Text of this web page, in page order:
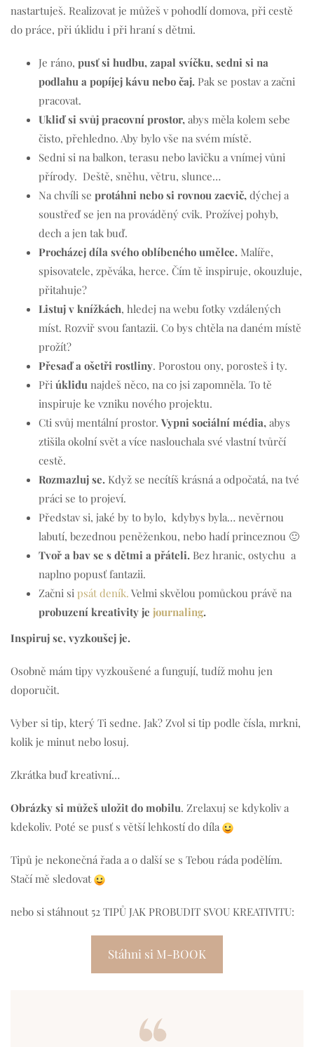
nastartuješ. Realizovat je můžeš v pohodlí domova, při cestě
do práce, při úklidu i při hraní s dětmi.
Je ráno, pusť si hudbu, zapal svíčku, sedni si na
podlahu a popíjej kávu nebo čaj. Pak se postav a začni
pracovat.
Ukliď si svůj pracovní prostor, abys měla kolem sebe
čisto, přehledno. Aby bylo vše na svém místě.
Sedni si na balkon, terasu nebo lavičku a vnímej vůni
přírody. Deště, sněhu, větru, slunce…
Na chvíli se protáhni nebo si rovnou zacvič, dýchej a
soustřeď se jen na prováděný cvik. Prožívej pohyb,
dech a jen tak buď.
Procházej díla svého oblíbeného umělce. Malíře,
spisovatele, zpěváka, herce. Čím tě inspiruje, okouzluje,
přitahuje?
Listuj v knížkách, hledej na webu fotky vzdálených
míst. Rozviř svou fantazii. Co bys chtěla na daném místě
prožít?
Přesaď a ošetři rostliny. Porostou ony, porosteš i ty.
Při úklidu najdeš něco, na co jsi zapomněla. To tě
inspiruje ke vzniku nového projektu.
Cti svůj mentální prostor. Vypni sociální média, abys
ztišila okolní svět a více naslouchala své vlastní tvůrčí
cestě.
Rozmazluj se. Když se necítíš krásná a odpočatá, na tvé
práci se to projeví.
Představ si, jaké by to bylo, kdybys byla… nevěrnou
labutí, bezednou peněženkou, nebo hadí princeznou 🙂
Tvoř a bav se s dětmi a přáteli. Bez hranic, ostychu a
naplno popusť fantazii.
Začni si psát deník. Velmi skvělou pomůckou právě na
probuzení kreativity je journaling.
Inspiruj se, vyzkoušej je.
Osobně mám tipy vyzkoušené a fungují, tudíž mohu jen
doporučit.
Vyber si tip, který Ti sedne. Jak? Zvol si tip podle čísla, mrkni,
kolik je minut nebo losuj.
Zkrátka buď kreativní…
Obrázky si můžeš uložit do mobilu. Zrelaxuj se kdykoliv a
kdekoliv. Poté se pusť s větší lehkostí do díla
Tipů je nekonečná řada a o další se s Tebou ráda podělím.
Stačí mě sledovat
nebo si stáhnout 52 TIPŮ JAK PROBUDIT SVOU KREATIVITU:
Stáhni si M-BOOK